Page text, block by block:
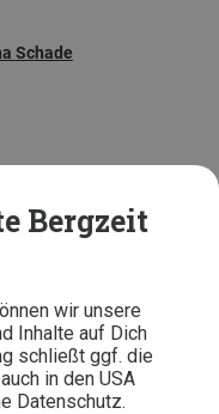
Bergzeit
wir unsere
Inhalte auf Dich
schließt ggf. die
in den USA
Datenschutz.
Schade
im Test